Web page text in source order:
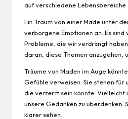
auf verschiedene Lebensbereiche
Ein Traum von einer Made unter
verborgene Emotionen an. Es
Probleme, die wir verdrängt
daran, diese Themen anzugehen,
Träume von Maden im Auge
Gefühle verweisen. Sie stehen für
die verzerrt sein könnte. Vielleicht
unsere Gedanken zu überdenken.
klarer sehen.